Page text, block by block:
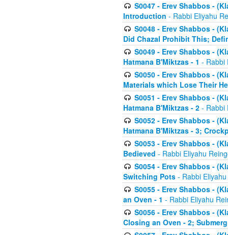
S0047 - Erev Shabbos -
Introduction - Rabbi Eliyahu
S0048 - Erev Shabbos -
Did Chazal Prohibit This;
S0049 - Erev Shabbos -
Hatmana B'Miktzas - 1 - Rabbi
S0050 - Erev Shabbos -
Materials which Lose Their
S0051 - Erev Shabbos -
Hatmana B'Miktzas - 2 - Rabbi
S0052 - Erev Shabbos -
Hatmana B'Miktzas - 3;
S0053 - Erev Shabbos -
Bedieved - Rabbi Eliyahu
S0054 - Erev Shabbos -
Switching Pots - Rabbi
S0055 - Erev Shabbos -
an Oven - 1 - Rabbi Eliyahu
S0056 - Erev Shabbos -
Closing an Oven - 2;